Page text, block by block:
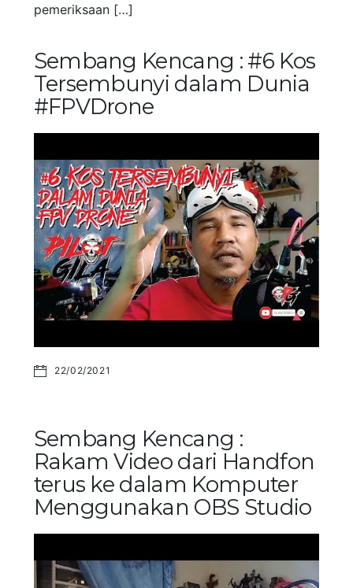
pemeriksaan […]
Sembang Kencang : #6 Kos
Tersembunyi dalam Dunia
#FPVDrone
22/02/2021
Sembang Kencang :
Rakam Video dari Handfon
terus ke dalam Komputer
Menggunakan OBS Studio